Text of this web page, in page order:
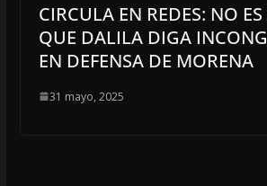
CIRCULA EN REDES: NO
QUE DALILA DIGA
EN DEFENSA DE MORENA
31 mayo, 2025